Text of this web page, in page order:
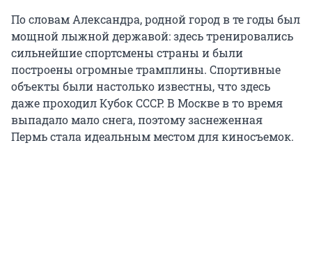
По словам Александра, родной город в те годы был
мощной лыжной державой: здесь тренировались
сильнейшие спортсмены страны и были
построены огромные трамплины. Спортивные
объекты были настолько известны, что здесь
даже проходил Кубок СССР. В Москве в то время
выпадало мало снега, поэтому заснеженная
Пермь стала идеальным местом для киносъемок.